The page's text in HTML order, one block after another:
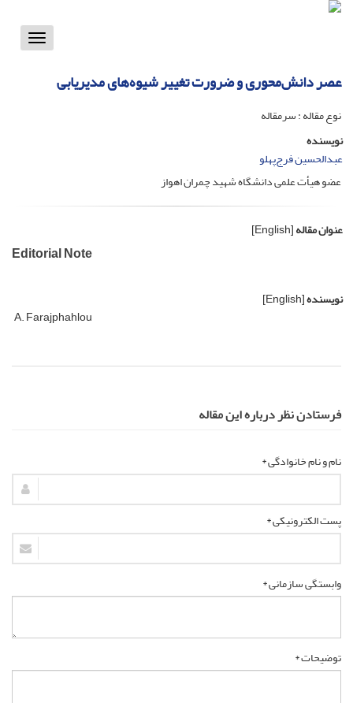
Toggle
عصر دانش‌محوری و ضرورت تغییر شیوه‌های مدیریابی
نوع مقاله : سرمقاله
نویسنده
عبدالحسین فرج‌پهلو
عضو هیأت علمی دانشگاه شهید چمران اهواز
عنوان مقاله[English]
Editorial Note
نویسنده[English]
A. Farajphahlou
فرستادن نظر درباره این مقاله
نام و نام خانوادگی *
پست الکترونیکی *
وابستگی سازمانی *
توضیحات *